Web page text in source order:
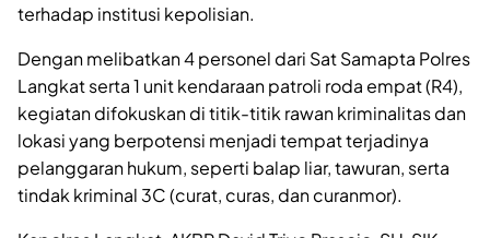
terhadap institusi kepolisian.
Dengan melibatkan 4 personel dari Sat Samapta Polres
Langkat serta 1 unit kendaraan patroli roda empat (R4),
kegiatan difokuskan di titik-titik rawan kriminalitas dan
lokasi yang berpotensi menjadi tempat terjadinya
pelanggaran hukum, seperti balap liar, tawuran, serta
tindak kriminal 3C (curat, curas, dan curanmor).